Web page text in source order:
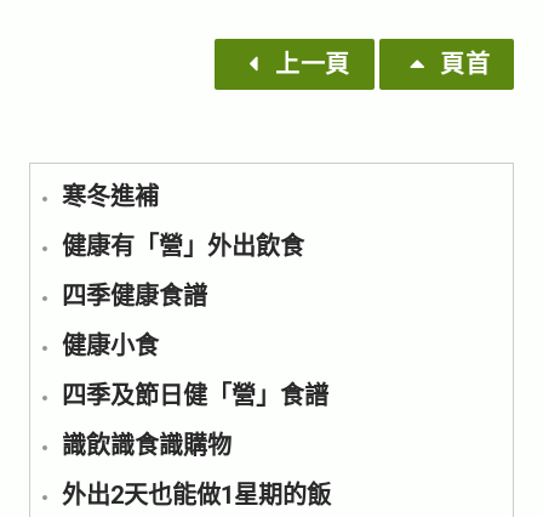
上一頁 頁首
寒冬進補
健康有「營」外出飲食
四季健康食譜
健康小食
四季及節日健「營」食譜
識飲識食識購物
外出2天也能做1星期的飯